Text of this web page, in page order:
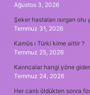
Ağustos 3, 2026
Şeker hastaları ısırgan otu
Temmuz 31, 2026
Kamûs ı Türki kime aittir ?
Temmuz 25, 2026
Karıncalar hangi yöne
Temmuz 24, 2026
Her canlı öldükten sonra